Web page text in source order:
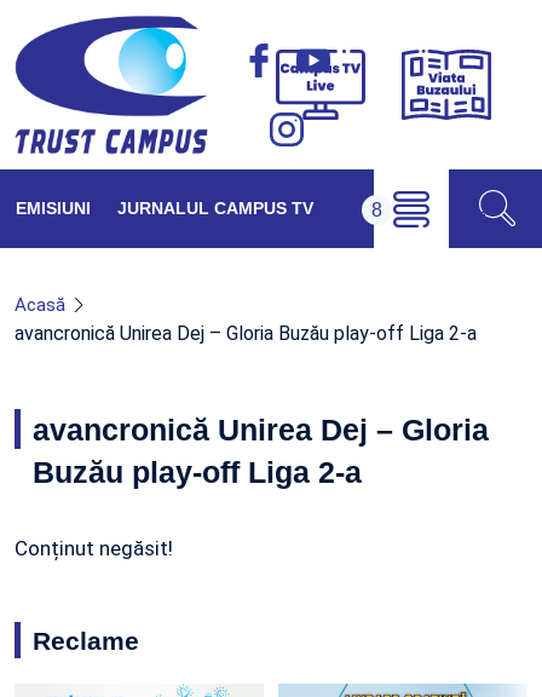
Campus
Viața
EMISIUNI JURNALUL CAMPUS TV
Acasă
avancronică Unirea Dej – Gloria Buzău play-off Liga 2-a
avancronică Unirea Dej – Gloria
Buzău play-off Liga 2-a
Conținut negăsit!
Reclame